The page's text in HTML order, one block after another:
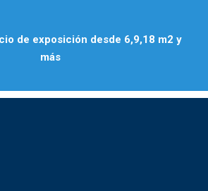
de exposición desde 6,9,18 m2 y
más